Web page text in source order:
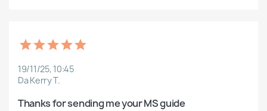
19/11/25, 10:45
Da Kerry T.
Thanks for sending me your MS guide